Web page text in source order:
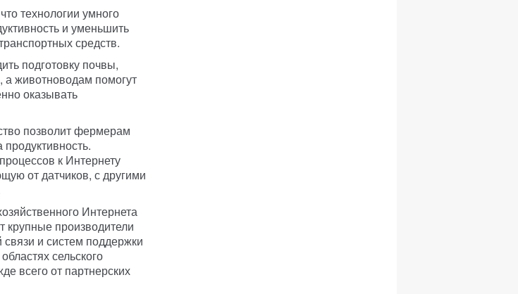
технологии умного
и уменьшить
средств.
подготовку почвы,
а животноводам помогут
оказывать
позволит фермерам
к Интернету
от датчиков, с другими
Интернета
производители
и систем поддержки
сельского
всего от партнерских